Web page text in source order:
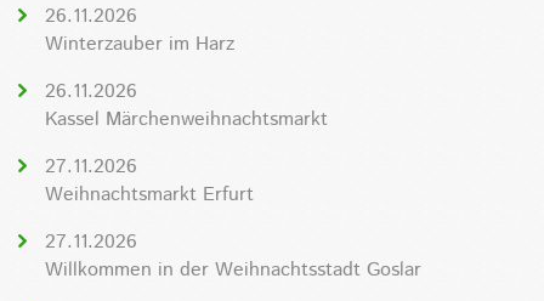
26.11.2026
Winterzauber im Harz
26.11.2026
Kassel Märchenweihnachtsmarkt
27.11.2026
Weihnachtsmarkt Erfurt
27.11.2026
Willkommen in der Weihnachtsstadt Goslar